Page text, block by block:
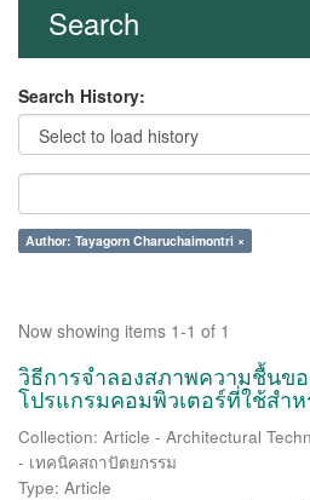
Search
Search History:
Author: Tayagorn Charuchaimontri ×
Now showing items 1-1 of 1
วิธีการจำลองสภาพความชื้นข
โปรแกรมคอมพิวเตอร์ที่ใช้สำ
Collection: Article - Architectural
- เทคนิคสถาปัตยกรรม
Type: Article